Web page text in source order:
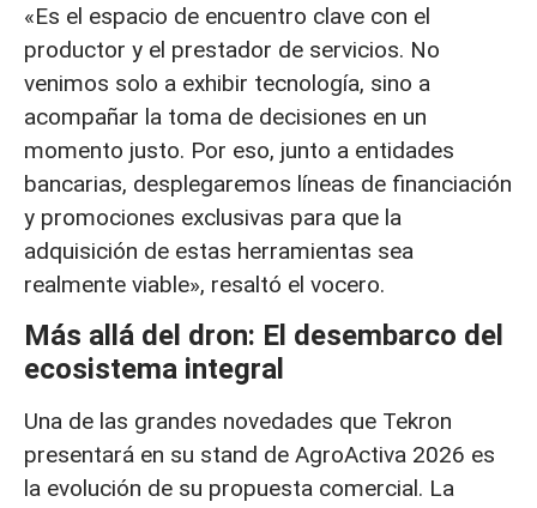
«Es el espacio de encuentro clave con el
productor y el prestador de servicios. No
venimos solo a exhibir tecnología, sino a
acompañar la toma de decisiones en un
momento justo. Por eso, junto a entidades
bancarias, desplegaremos líneas de financiación
y promociones exclusivas para que la
adquisición de estas herramientas sea
realmente viable», resaltó el vocero.
Más allá del dron: El desembarco del
ecosistema integral
Una de las grandes novedades que Tekron
presentará en su stand de AgroActiva 2026 es
la evolución de su propuesta comercial. La